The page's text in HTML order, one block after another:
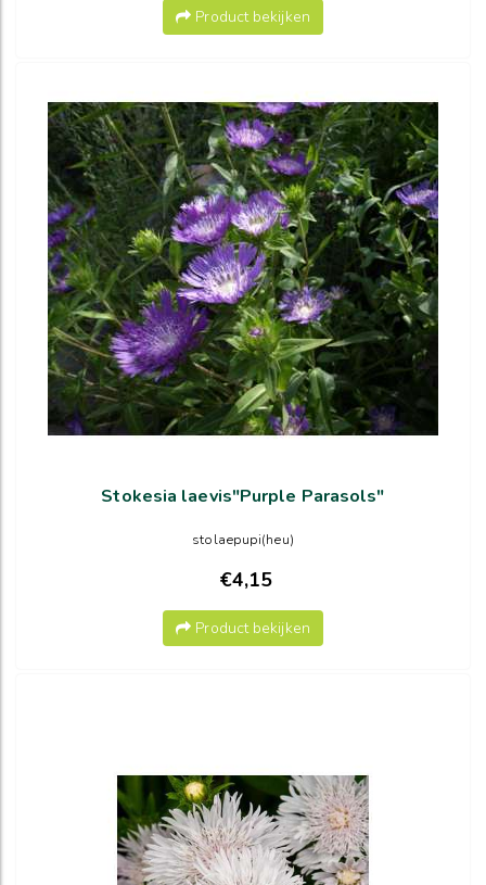
Product bekijken
Stokesia laevis"Purple Parasols"
stolaepupi(heu)
€4,15
Product bekijken